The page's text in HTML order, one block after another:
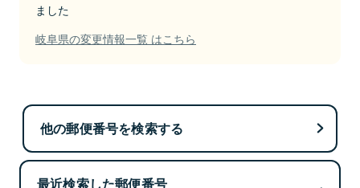
ました
岐阜県の変更情報一覧 はこちら
他の郵便番号を検索する
最近検索した郵便番号